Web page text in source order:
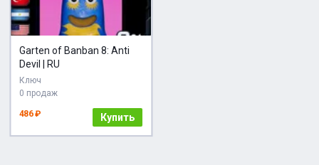
Garten of Banban 8: Anti
Devil | RU
Ключ
0 продаж
486 ₽ Купить